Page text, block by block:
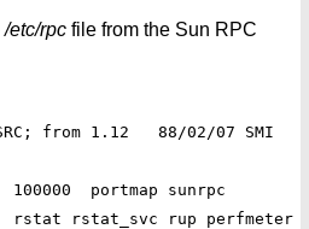
/etc/rpc file from the Sun RPC
from 1.12   88/02/07 SMI